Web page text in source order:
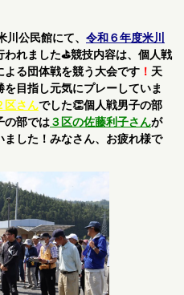
公民館にて、 令和６年度米川
われました⛳競技内容は、個人戦
る団体戦を競う大会です ！ 天
目指し元気にプレーしていま
区さんでした👏個人戦男子の部
の部では３区の佐藤利子さんが
した！ みなさん、お疲れ様で